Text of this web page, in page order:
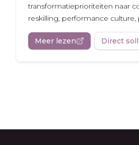
transformatieprioriteiten naar
reskilling, performance culture,
Meer lezen Direct